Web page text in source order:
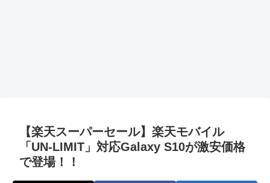
【楽天スーパーセール】楽天モバイル
「UN-LIMIT」対応Galaxy S10が激安価格
で登場！！